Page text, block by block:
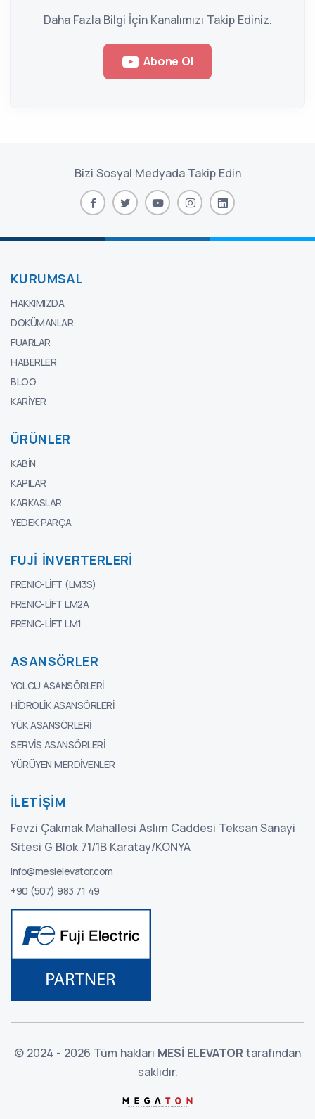
Daha Fazla Bilgi İçin Kanalımızı Takip Ediniz.
Abone Ol
Bizi Sosyal Medyada Takip Edin
KURUMSAL
HAKKIMIZDA
DOKÜMANLAR
FUARLAR
HABERLER
BLOG
KARIYER
ÜRÜNLER
KABIN
KAPILAR
KARKASLAR
YEDEK PARÇA
FUJI İNVERTERLERI
FRENIC-LIFT (LM3S)
FRENIC-LIFT LM2A
FRENIC-LIFT LM1
ASANSÖRLER
YOLCU ASANSÖRLERI
HIDROLIK ASANSÖRLERI
YÜK ASANSÖRLERI
SERVIS ASANSÖRLERI
YÜRÜYEN MERDIVENLER
İLETIŞIM
Fevzi Çakmak Mahallesi Aslım Caddesi Teksan Sanayi
Sitesi G Blok 71/1B Karatay/KONYA
info@mesielevator.com
+90 (507) 983 71 49
© 2024 - 2026 Tüm hakları MESİ ELEVATOR tarafından
saklıdır.